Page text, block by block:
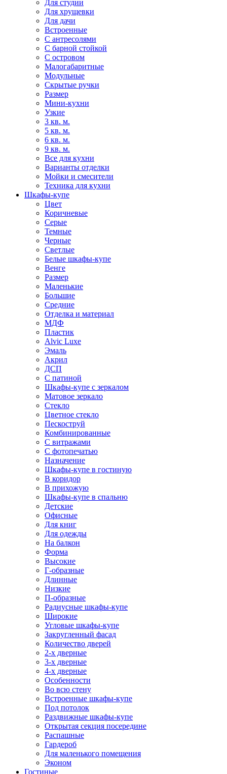
Для студии
Для хрущевки
Для дачи
Встроенные
С антресолями
С барной стойкой
С островом
Малогабаритные
Модульные
Скрытые ручки
Размер
Мини-кухни
Узкие
3 кв. м.
5 кв. м.
6 кв. м.
9 кв. м.
Все для кухни
Варианты отделки
Мойки и смесители
Техника для кухни
Шкафы-купе
Цвет
Коричневые
Серые
Темные
Черные
Светлые
Белые шкафы-купе
Венге
Размер
Маленькие
Большие
Средние
Отделка и материал
МДФ
Пластик
Alvic Luxe
Эмаль
Акрил
ДСП
С патиной
Шкафы-купе с зеркалом
Матовое зеркало
Стекло
Цветное стекло
Пескоструй
Комбинированные
С витражами
С фотопечатью
Назначение
Шкафы-купе в гостиную
В коридор
В прихожую
Шкафы-купе в спальню
Детские
Офисные
Для книг
Для одежды
На балкон
Форма
Высокие
Г-образные
Длинные
Низкие
П-образные
Радиусные шкафы-купе
Широкие
Угловые шкафы-купе
Закругленный фасад
Количество дверей
2-х дверные
3-х дверные
4-х дверные
Особенности
Во всю стену
Встроенные шкафы-купе
Под потолок
Раздвижные шкафы-купе
Открытая секция посередине
Распашные
Гардероб
Для маленького помещения
Эконом
Гостиные